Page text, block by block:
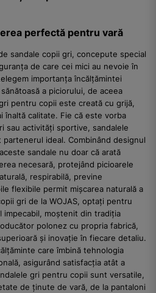
perfectă pentru vară
sandale copii gri, concepute special
de care cei mici au nevoie în
importanța încălțămintei
a piciorului, de aceea
pentru copii este creată cu grijă,
înaltă calitate. Fie că este vorba
sau activități sportive, sandalele
ideal. Combinând designul
sandale nu doar că arată
necesară, protejând picioarele
respirabilă, previne
flexibile permit mișcarea naturală a
gri de la WOJAS, optați pentru
moștenit din tradiția
polonez cu propria fabrică,
și inovație în fiecare detaliu.
care îmbină tehnologia
asigurând satisfacția atât a
gri pentru copii sunt versatile,
de ținute de vară, de la pantaloni